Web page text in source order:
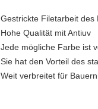
Gestrickte Filetarbeit des
Hohe Qualität mit Antiuv
Jede mögliche Farbe ist
Sie hat den Vorteil des
Weit verbreitet für